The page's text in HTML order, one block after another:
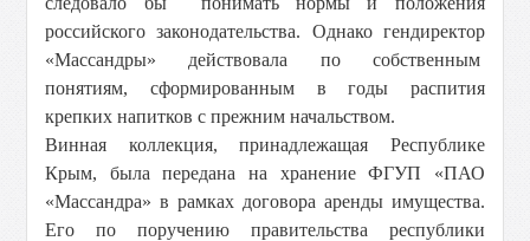
российского законодательства. Однако гендиректор
«Массандры» действовала по собственным
понятиям, сформированным в годы распития
крепких напитков с прежним начальством.
Винная коллекция, принадлежащая Республике
Крым, была передана на хранение ФГУП «ПАО
«Массандра» в рамках договора аренды имущества.
Его по поручению правительства республики